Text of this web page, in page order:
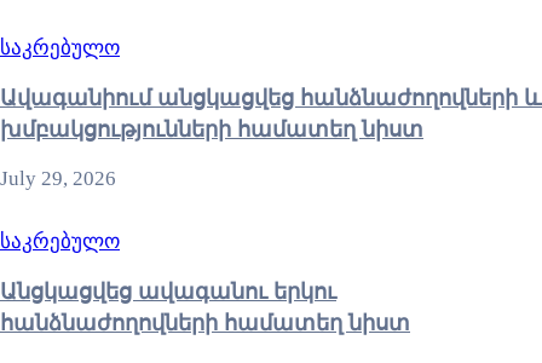
საკრებულო
Ավագանիում անցկացվեց հանձնաժողովների և
խմբակցությունների համատեղ նիստ
July 29, 2026
საკრებულო
Անցկացվեց ավագանու երկու
հանձնաժողովների համատեղ նիստ